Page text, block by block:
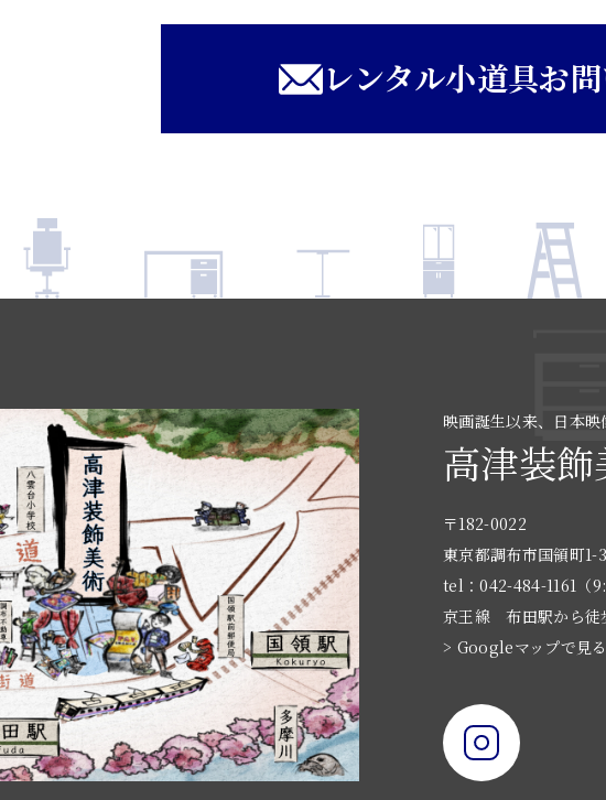
レンタル小道具お
映画誕生以来、日本
高津装
〒182-0022
東京都調布市国領町1-
tel：042-484-1161（
京王線 布田駅から徒
> Googleマップで見る